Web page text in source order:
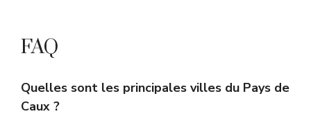
FAQ
Quelles sont les principales villes du Pays de
Caux ?